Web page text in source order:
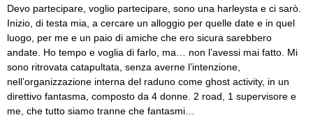
Devo partecipare, voglio partecipare, sono una harleysta e ci sarò.
Inizio, di testa mia, a cercare un alloggio per quelle date e in quel
luogo, per me e un paio di amiche che ero sicura sarebbero
andate. Ho tempo e voglia di farlo, ma… non l’avessi mai fatto. Mi
sono ritrovata catapultata, senza averne l’intenzione,
nell’organizzazione interna del raduno come ghost activity, in un
direttivo fantasma, composto da 4 donne. 2 road, 1 supervisore e
me, che tutto siamo tranne che fantasmi…